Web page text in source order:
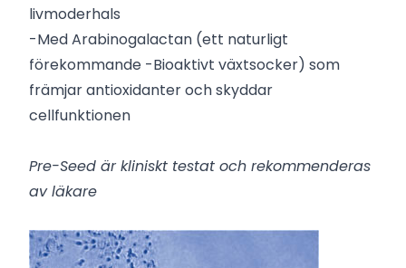
livmoderhals
-Med Arabinogalactan (ett naturligt
förekommande -Bioaktivt växtsocker) som
främjar antioxidanter och skyddar
cellfunktionen
Pre-Seed är kliniskt testat och rekommenderas
av läkare